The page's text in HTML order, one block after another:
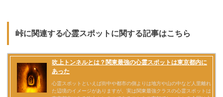
峠に関連する心霊スポットに関する記事はこちら